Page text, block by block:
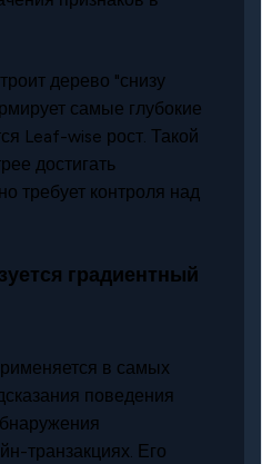
дерево "снизу
самые глубокие
Leaf-wise рост. Такой
достигать
требует контроля над
градиентный
в самых
поведения
транзакциях. Его